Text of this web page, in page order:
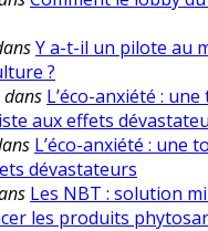
Y a-t-il un pilote au
?
dans L’éco-anxiété :
aux effets
L’éco-anxiété : une
dévastateurs
Les NBT : solution
les produits